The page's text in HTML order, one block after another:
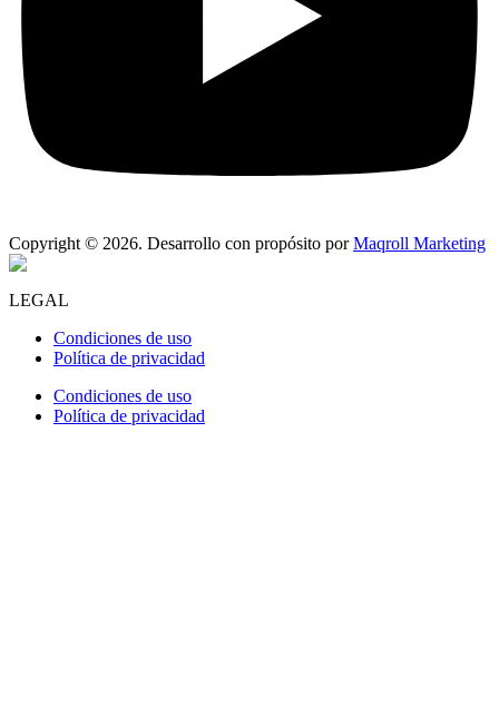
Copyright © 2026. Desarrollo con propósito porMaqroll Marketing
LEGAL
Condiciones de uso
Política de privacidad
Condiciones de uso
Política de privacidad